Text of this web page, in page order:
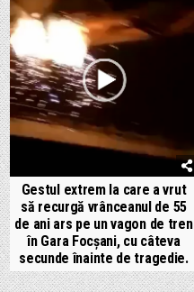
Gestul extrem la care a vrut
să recurgă vrânceanul de 55
de ani ars pe un vagon de tren
în Gara Focșani, cu câteva
secunde înainte de tragedie.